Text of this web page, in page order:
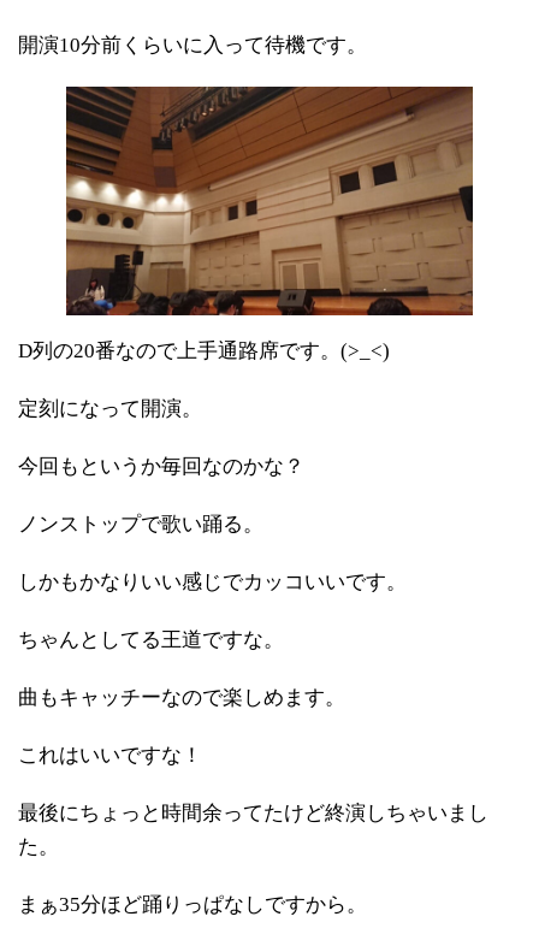
開演10分前くらいに入って待機です。
D列の20番なので上手通路席です。(>_<)
定刻になって開演。
今回もというか毎回なのかな？
ノンストップで歌い踊る。
しかもかなりいい感じでカッコいいです。
ちゃんとしてる王道ですな。
曲もキャッチーなので楽しめます。
これはいいですな！
最後にちょっと時間余ってたけど終演しちゃいまし
た。
まぁ35分ほど踊りっぱなしですから。